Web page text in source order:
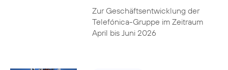
Zur Geschäftsentwicklung der
Telefónica-Gruppe im Zeitraum
April bis Juni 2026